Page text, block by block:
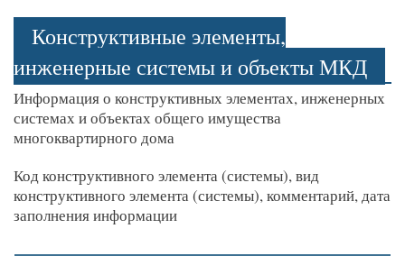
Конструктивные элементы,
инженерные системы и объекты МКД
Информация о конструктивных элементах, инженерных
системах и объектах общего имущества
многоквартирного дома
Код конструктивного элемента (системы), вид
конструктивного элемента (системы), комментарий, дата
заполнения информации